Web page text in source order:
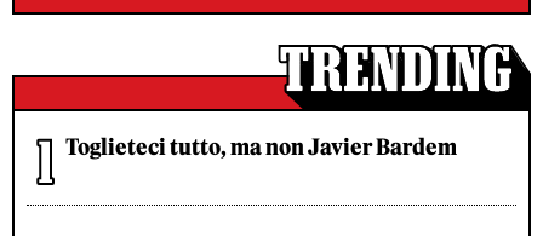
Toglieteci tutto, ma non Javier Bardem